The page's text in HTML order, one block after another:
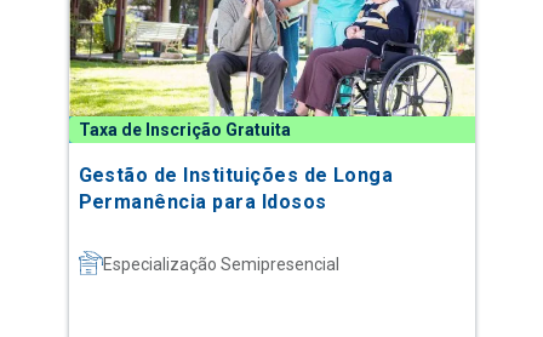
Taxa de Inscrição Gratuita
Gestão de Instituições de Longa
Permanência para Idosos
Especialização Semipresencial